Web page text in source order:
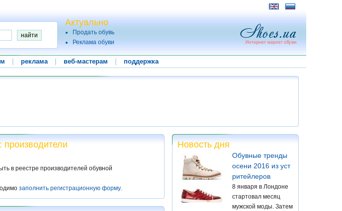
Актуально
Продать обувь
Реклама обуви
реклама веб-мастерам поддержка
производители
в реестре производителей обувной
заполнить регистрационную форму.
Новость дня
Обувные тренды
осени 2016 из уст
ритейлеров
8 января в Лондоне
стартовал месяц
мужской моды. Затем